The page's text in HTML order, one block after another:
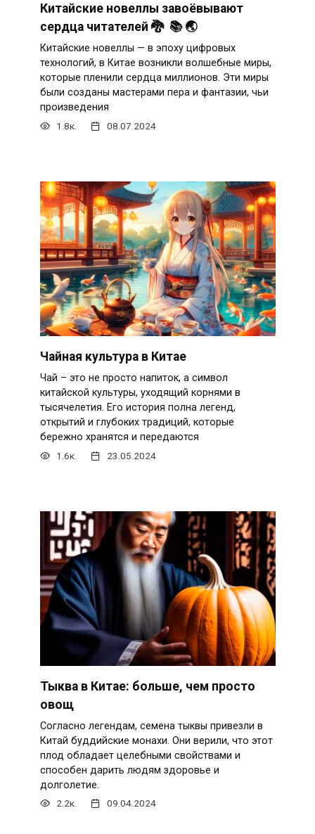
Китайские новеллы завоёвывают
сердца читателей 🐉 📚 🌏
Китайские новеллы — в эпоху цифровых
технологий, в Китае возникли волшебные миры,
которые пленили сердца миллионов. Эти миры
были созданы мастерами пера и фантазии, чьи
произведения
1.8к. 08.07.2024
Чайная культура в Китае
Чай – это не просто напиток, а символ
китайской культуры, уходящий корнями в
тысячелетия. Его история полна легенд,
открытий и глубоких традиций, которые
бережно хранятся и передаются
1.6к. 23.05.2024
Тыква в Китае: больше, чем просто
овощ
Согласно легендам, семена тыквы привезли в
Китай буддийские монахи. Они верили, что этот
плод обладает целебными свойствами и
способен дарить людям здоровье и
долголетие.
2.2к. 09.04.2024